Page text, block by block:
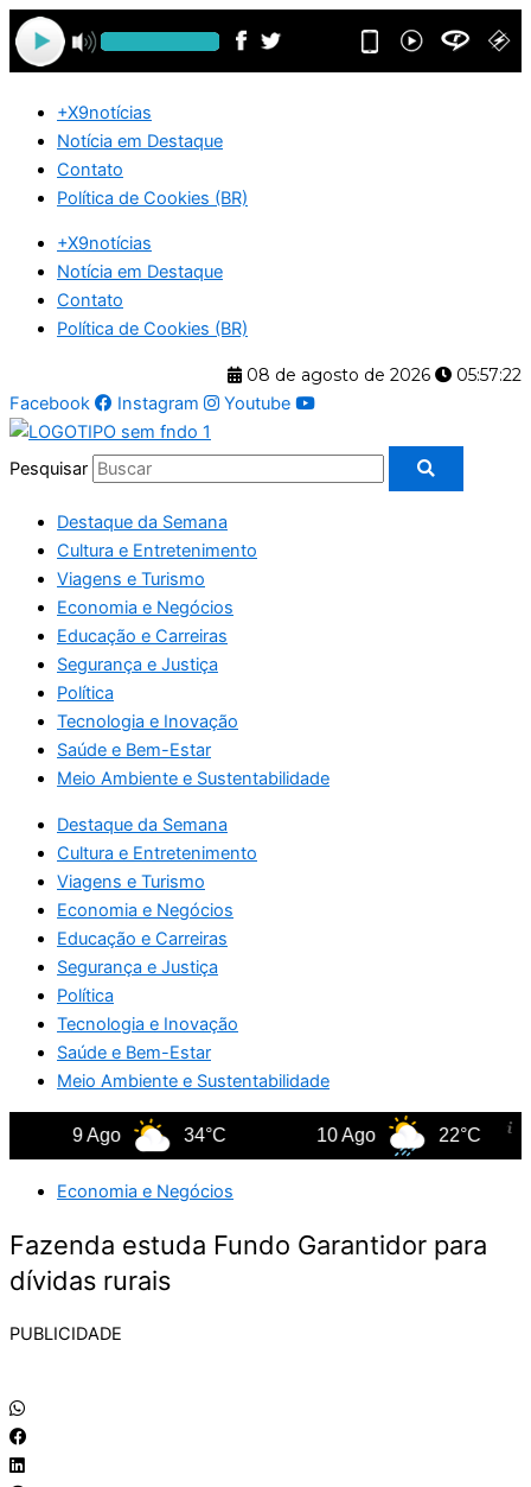
Ir
para
o
+X9notícias
Notícia em Destaque
Contato
Política de Cookies (BR)
+X9notícias
Notícia em Destaque
Contato
Política de Cookies (BR)
08 de agosto de 2026
05:57:22
Facebook
Instagram Youtube
Pesquisar
Destaque da Semana
Cultura e Entretenimento
Viagens e Turismo
Economia e Negócios
Educação e Carreiras
Segurança e Justiça
Política
Tecnologia e Inovação
Saúde e Bem-Estar
Meio Ambiente e Sustentabilidade
Destaque da Semana
Cultura e Entretenimento
Viagens e Turismo
Economia e Negócios
Educação e Carreiras
Segurança e Justiça
Política
Tecnologia e Inovação
Saúde e Bem-Estar
Meio Ambiente e Sustentabilidade
9 Ago 34°C 10 Ago 22°C
Economia e Negócios
Fazenda estuda Fundo Garantidor para
dívidas rurais
PUBLICIDADE